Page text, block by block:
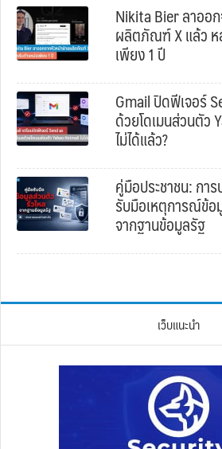
Nikita Bier ลาออ
ผลิตภัณฑ์ X แล้ว
เพียง 1 ปี
Gmail ปิดฟีเจอร์
ด้วยโดเมนส่วนตัว
ไม่ได้แล้ว?
คู่มือประชาชน: กา
รับมือเหตุการณ์ข้อ
จากฐานข้อมูลรัฐ
เว็บแนะนำ